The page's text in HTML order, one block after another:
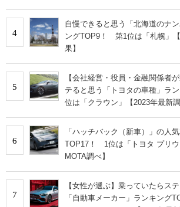
4
自慢できると思う「北海道のナ
ングTOP9！ 第1位は「札幌」
果】
5
【会社経営・役員・金融関係者
テると思う「トヨタの車種」ラ
位は「クラウン」【2023年最新調
6
「ハッチバック（新車）」の人
TOP17！ 1位は「トヨタ プリウ
MOTA調べ】
7
【女性が選ぶ】乗っていたらス
「自動車メーカー」ランキング